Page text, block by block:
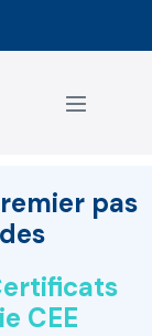
pas
CEE